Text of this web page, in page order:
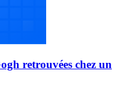
retrouvées chez un